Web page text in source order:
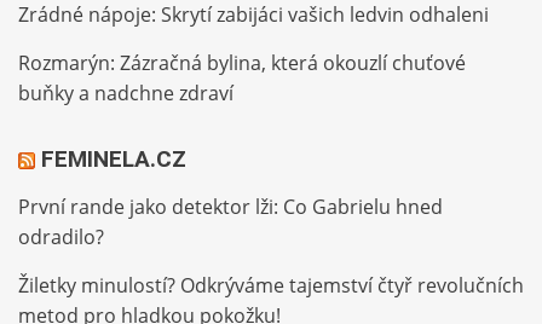
Zrádné nápoje: Skrytí zabijáci vašich ledvin odhaleni
Rozmarýn: Zázračná bylina, která okouzlí chuťové
buňky a nadchne zdraví
FEMINELA.CZ
První rande jako detektor lži: Co Gabrielu hned
odradilo?
Žiletky minulostí? Odkrýváme tajemství čtyř revolučních
metod pro hladkou pokožku!